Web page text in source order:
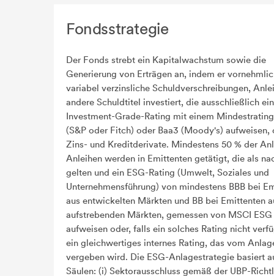
Fondsstrategie
Der Fonds strebt ein Kapitalwachstum sowie die
Generierung von Erträgen an, indem er
variabel verzinsliche Schuldverschreibungen,
andere Schuldtitel investiert, die ausschließlich ein
Investment-Grade-Rating mit einem
(S&P oder Fitch) oder Baa3 (Moody's) aufweisen,
Zins- und Kreditderivate. Mindestens 50 % der
Anleihen werden in Emittenten getätigt, die als
gelten und ein ESG-Rating (Umwelt, Soziales und
Unternehmensführung) von mindestens BBB bei
aus entwickelten Märkten und BB bei Emittenten
aufstrebenden Märkten, gemessen von MSCI ESG
aufweisen oder, falls ein solches Rating nicht
ein gleichwertiges internes Rating, das vom
vergeben wird. Die ESG-Anlagestrategie basiert
Säulen: (i) Sektorausschluss gemäß der UBP-